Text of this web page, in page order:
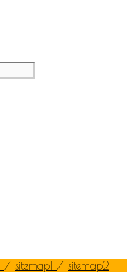
/ sitemap1 / sitemap2